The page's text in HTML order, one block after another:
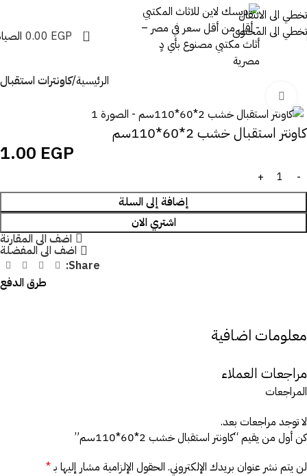
تخطي الى الانتقال
تخطي الى المحتوى
0
0.00 EGP
الرئيسية كاونترات استقبال
كاونتر استقبال خشب 2*60*110سم
1.00 EGP
إضافة إلى السلة
اشتري الان
اضف الى المقارنة
اضف الى المفضلة
Share:
طرق الدفع
معلومات اضافية
مراجعات العملاء
المراجعات
لا توجد مراجعات بعد.
كن أول من يقيم “كاونتر استقبال خشب 2*60*110سم”
لن يتم نشر عنوان بريدك الإلكتروني. الحقول الإلزامية مشار إليها بـ*